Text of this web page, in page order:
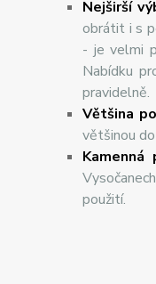
Nejširšívý
obrátit i s
- je velmi
Nabídku
pravidelně.
Většina
většinou
použití.